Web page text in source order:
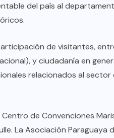
del país al
de visitantes,
y ciudadanía en
relacionados al sector
Centro de Convenciones
La Asociación Paraguaya